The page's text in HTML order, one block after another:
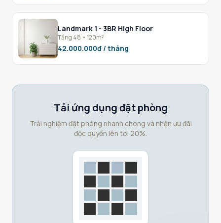
Landmark 1 - 3BR High Floor
Tầng 48 • 120m²
42.000.000đ / tháng
Tải ứng dụng đặt phòng
Trải nghiệm đặt phòng nhanh chóng và nhận ưu đãi
độc quyền lên tới 20%.